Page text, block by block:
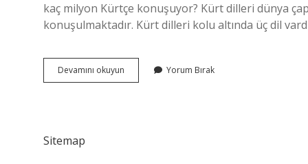
kaç milyon Kürtçe konuşuyor? Kürt dilleri dünya
konuşulmaktadır. Kürt dilleri kolu altında üç dil
Devamını okuyun
Dünyanın
Yorum Bırak
Sitemap